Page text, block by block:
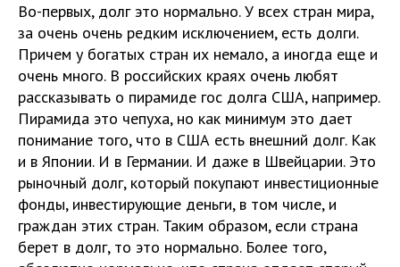
Во-первых, долг это нормально. У всех стран мира,
за очень очень редким исключением, есть долги.
Причем у богатых стран их немало, а иногда еще и
очень много. В российских краях очень любят
рассказывать о пирамиде гос долга США, например.
Пирамида это чепуха, но как минимум это дает
понимание того, что в США есть внешний долг. Как
и в Японии. И в Германии. И даже в Швейцарии. Это
рыночный долг, который покупают инвестиционные
фонды, инвестирующие деньги, в том числе, и
граждан этих стран. Таким образом, если страна
берет в долг, то это нормально. Более того,